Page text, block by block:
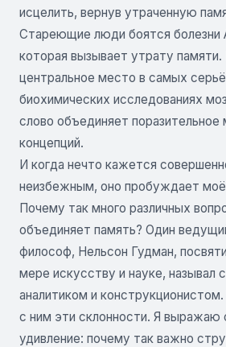
исцелить, вернув утраченную
Стареющие люди боятся болезни
которая вызывает утрату
центральное место в самых
биохимических исследованиях
слово объединяет
концепций.
И когда нечто кажется
неизбежным, оно пробуждает
Почему так много различных
объединяет память? Один
философ, Нельсон Гудман,
мере искусству и науке, называл
аналитиком и
с ним эти склонности. Я выражаю
удивление: почему так важно